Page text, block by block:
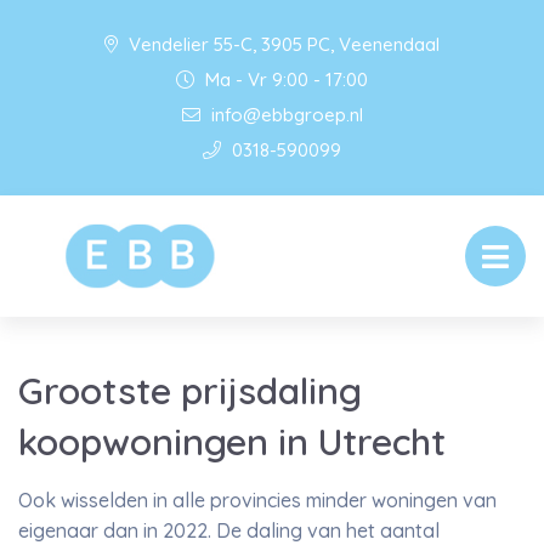
Vendelier 55-C, 3905 PC, Veenendaal
Ma - Vr 9:00 - 17:00
info@ebbgroep.nl
0318-590099
Grootste prijsdaling
koopwoningen in Utrecht
Ook wisselden in alle provincies minder woningen van
eigenaar dan in 2022. De daling van het aantal